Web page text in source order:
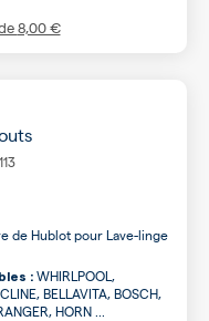
8,00 €
de Hublot pour Lave-linge
: WHIRLPOOL,
BELLAVITA, BOSCH,
HORN ...